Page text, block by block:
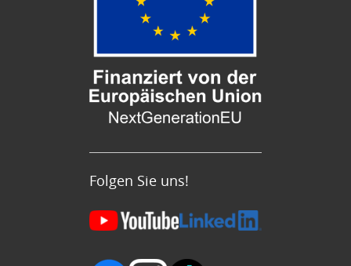
Folgen Sie uns!